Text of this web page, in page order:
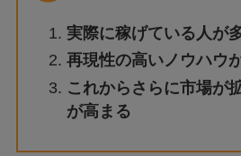
実際に稼げている人が
再現性の高いノウハウ
これからさらに市場が
が高まる